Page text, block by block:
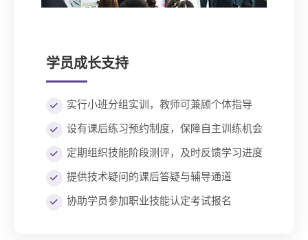
学员成长支持
实行小班分组实训，教师可兼顾个体指导
设有课后练习预约制度，保障自主训练机会
定期组织技能阶段测评，及时反馈学习进度
提供技术疑问的课后答疑与辅导通道
协助学员参加职业技能认定考试报名